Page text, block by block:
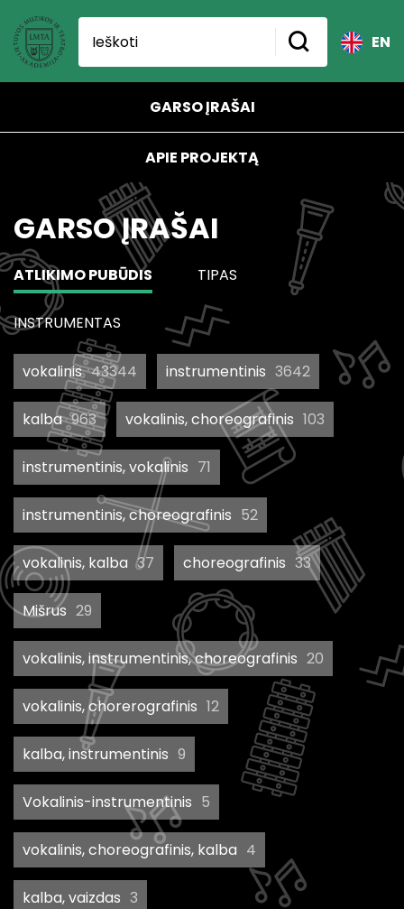
EN
GARSO ĮRAŠAI
APIE PROJEKTĄ
GARSO ĮRAŠAI
ATLIKIMO PUBŪDIS TIPAS
INSTRUMENTAS
vokalinis 43344 instrumentinis 3642
kalba 963 vokalinis, choreografinis 103
instrumentinis, vokalinis 71
instrumentinis, choreografinis 52
vokalinis, kalba 37 choreografinis 33
Mišrus 29
vokalinis, instrumentinis, choreografinis 20
vokalinis, chorerografinis 12
kalba, instrumentinis 9
Vokalinis-instrumentinis 5
vokalinis, choreografinis, kalba 4
kalba, vaizdas 3